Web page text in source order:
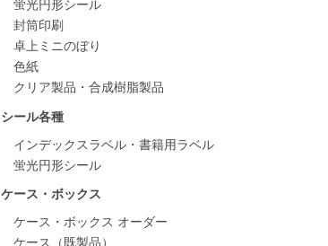
蛍光円形シール
封筒印刷
卓上ミニのぼり
色紙
クリア製品・合成樹脂製品
シール各種
インデックスラベル・書籍用ラベル
蛍光円形シール
ケース・ボックス
ケース・ボックス オーダー
ケース（既製品）